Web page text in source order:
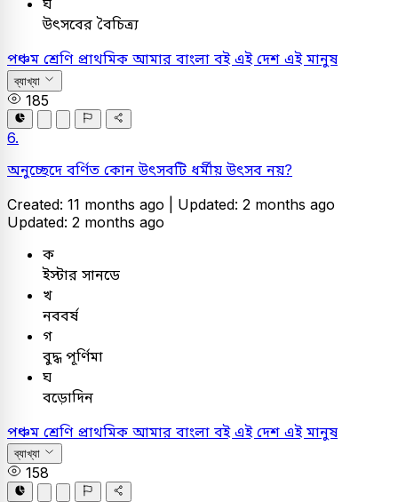
ঘ
উৎসবের বৈচিত্র্য
পঞ্চম শ্রেণি প্রাথমিক আমার বাংলা বই এই দেশ এই মানুষ
ব্যাখ্যা
185
6.
অনুচ্ছেদে বর্ণিত কোন উৎসবটি ধর্মীয় উৎসব নয়?
Created: 11 months ago | Updated: 2 months ago
Updated: 2 months ago
ক
ইস্টার সানডে
খ
নববর্ষ
গ
বুদ্ধ পূর্ণিমা
ঘ
বড়োদিন
পঞ্চম শ্রেণি প্রাথমিক আমার বাংলা বই এই দেশ এই মানুষ
ব্যাখ্যা
158